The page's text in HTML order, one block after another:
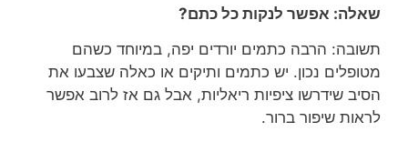
שאלה: אפשר לנקות כל כתם?
תשובה: הרבה כתמים יורדים יפה, במיוחד כשהם
מטופלים נכון. יש כתמים ותיקים או כאלה שצבעו את
הסיב שידרשו ציפיות ריאליות, אבל גם אז לרוב אפשר
לראות שיפור ברור.